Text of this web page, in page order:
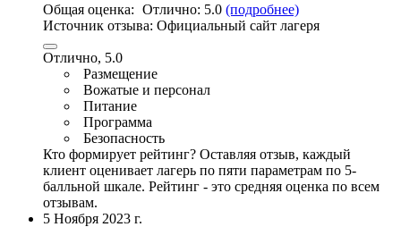
Общая оценка: Отлично: 5.0 (подробнее)
Источник отзыва: Официальный сайт лагеря
Отлично, 5.0
Размещение
Вожатые и персонал
Питание
Программа
Безопасность
Кто формирует рейтинг? Оставляя отзыв, каждый
клиент оценивает лагерь по пяти параметрам по 5-
балльной шкале. Рейтинг - это средняя оценка по всем
отзывам.
5 Ноября 2023 г.